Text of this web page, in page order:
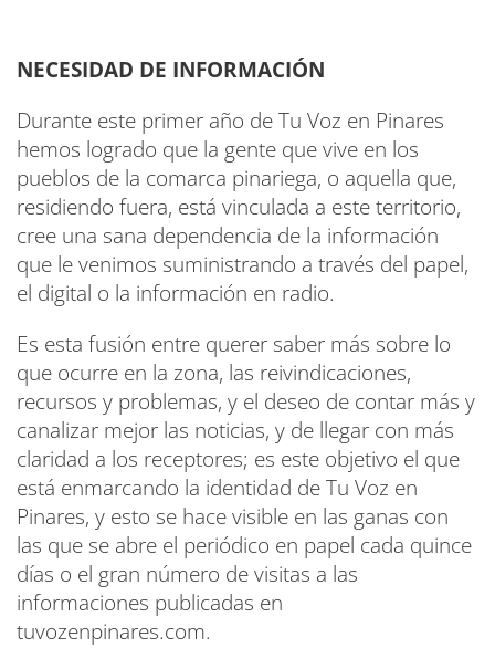
NECESIDAD DE INFORMACIÓN
Durante este primer año de Tu Voz en Pinares
hemos logrado que la gente que vive en los
pueblos de la comarca pinariega, o aquella que,
residiendo fuera, está vinculada a este territorio,
cree una sana dependencia de la información
que le venimos suministrando a través del papel,
el digital o la información en radio.
Es esta fusión entre querer saber más sobre lo
que ocurre en la zona, las reivindicaciones,
recursos y problemas, y el deseo de contar más y
canalizar mejor las noticias, y de llegar con más
claridad a los receptores; es este objetivo el que
está enmarcando la identidad de Tu Voz en
Pinares, y esto se hace visible en las ganas con
las que se abre el periódico en papel cada quince
días o el gran número de visitas a las
informaciones publicadas en
tuvozenpinares.com.